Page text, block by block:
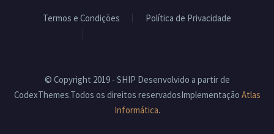
Termos e Condições
Política de Privacidade
© Copyright 2019 - SHIP Desenvolvido a partir de
CodexThemes.Todos os direitos reservadosImplementação Atlas
Informática.